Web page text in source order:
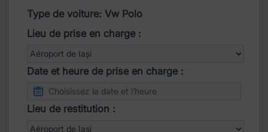
Type de voiture: Vw Polo
Lieu de prise en charge :
Date et heure de prise en charge :
Lieu de restitution :